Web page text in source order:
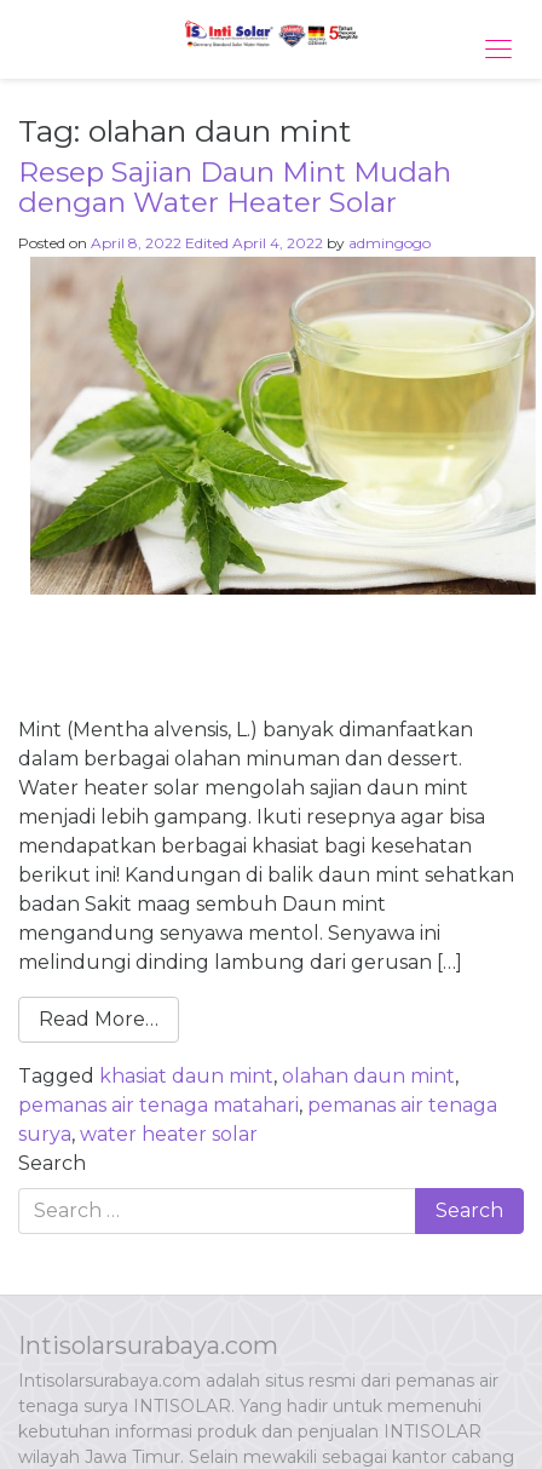
Tag: olahan daun mint
Resep Sajian Daun Mint Mudah
dengan Water Heater Solar
Posted on April 8, 2022 Edited April 4, 2022 by admingogo
Mint (Mentha alvensis, L.) banyak dimanfaatkan
dalam berbagai olahan minuman dan dessert.
Water heater solar mengolah sajian daun mint
menjadi lebih gampang. Ikuti resepnya agar bisa
mendapatkan berbagai khasiat bagi kesehatan
berikut ini! Kandungan di balik daun mint sehatkan
badan Sakit maag sembuh Daun mint
mengandung senyawa mentol. Senyawa ini
melindungi dinding lambung dari gerusan […]
Read More…
Tagged khasiat daun mint, olahan daun mint,
pemanas air tenaga matahari, pemanas air tenaga
surya, water heater solar
Search
Intisolarsurabaya.com
Intisolarsurabaya.com adalah situs resmi dari pemanas air
tenaga surya INTISOLAR. Yang hadir untuk memenuhi
kebutuhan informasi produk dan penjualan INTISOLAR
wilayah Jawa Timur. Selain mewakili sebagai kantor cabang